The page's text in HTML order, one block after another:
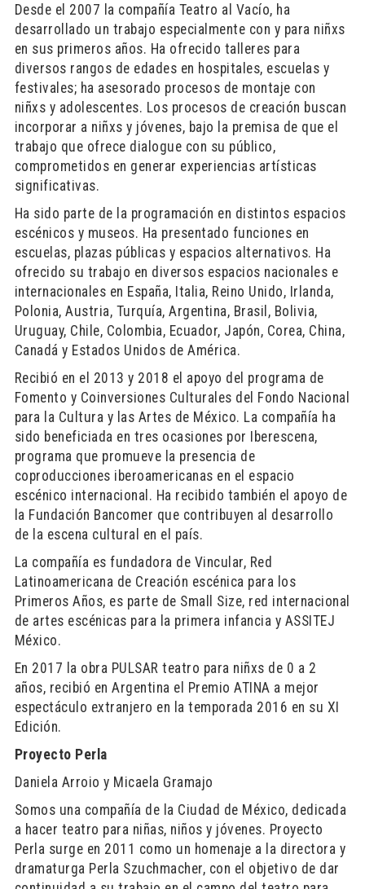
Desde el 2007 la compañía Teatro al Vacío, ha
desarrollado un trabajo especialmente con y para niñxs
en sus primeros años. Ha ofrecido talleres para
diversos rangos de edades en hospitales, escuelas y
festivales; ha asesorado procesos de montaje con
niñxs y adolescentes. Los procesos de creación buscan
incorporar a niñxs y jóvenes, bajo la premisa de que el
trabajo que ofrece dialogue con su público,
comprometidos en generar experiencias artísticas
significativas.
Ha sido parte de la programación en distintos espacios
escénicos y museos. Ha presentado funciones en
escuelas, plazas públicas y espacios alternativos. Ha
ofrecido su trabajo en diversos espacios nacionales e
internacionales en España, Italia, Reino Unido, Irlanda,
Polonia, Austria, Turquía, Argentina, Brasil, Bolivia,
Uruguay, Chile, Colombia, Ecuador, Japón, Corea, China,
Canadá y Estados Unidos de América.
Recibió en el 2013 y 2018 el apoyo del programa de
Fomento y Coinversiones Culturales del Fondo Nacional
para la Cultura y las Artes de México. La compañía ha
sido beneficiada en tres ocasiones por Iberescena,
programa que promueve la presencia de
coproducciones iberoamericanas en el espacio
escénico internacional. Ha recibido también el apoyo de
la Fundación Bancomer que contribuyen al desarrollo
de la escena cultural en el país.
La compañía es fundadora de Vincular, Red
Latinoamericana de Creación escénica para los
Primeros Años, es parte de Small Size, red internacional
de artes escénicas para la primera infancia y ASSITEJ
México.
En 2017 la obra PULSAR teatro para niñxs de 0 a 2
años, recibió en Argentina el Premio ATINA a mejor
espectáculo extranjero en la temporada 2016 en su XI
Edición.
Proyecto Perla
Daniela Arroio y Micaela Gramajo
Somos una compañía de la Ciudad de México, dedicada
a hacer teatro para niñas, niños y jóvenes. Proyecto
Perla surge en 2011 como un homenaje a la directora y
dramaturga Perla Szuchmacher, con el objetivo de dar